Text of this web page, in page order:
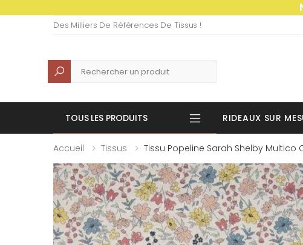
Des Milliers De Références De Tissus !
Recherche
TOUS LES PRODUITS RIDEAUX SUR
Accueil Tissus Tissu Popeline Sarah Shelby Multico